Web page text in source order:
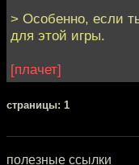
> Особенно, если
для этой игры.
[плачет]
cтраницы: 1
полезные ссылки